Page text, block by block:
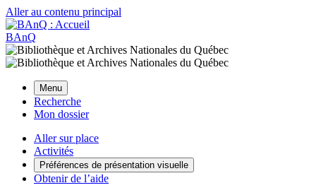
Aller au contenu principal
BAnQ
Menu
Recherche
Mon dossier
Aller sur place
Activités
Préférences de présentation visuelle
Obtenir de l’aide